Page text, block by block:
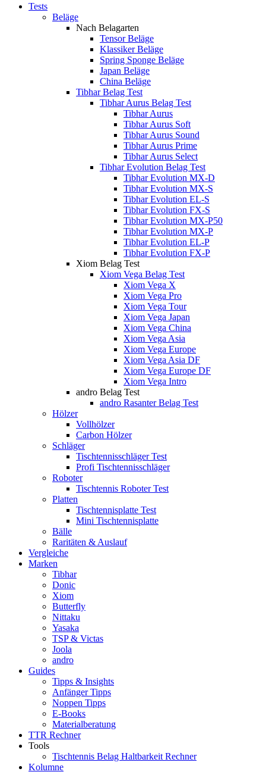
Tests
Beläge
Nach Belagarten
Tensor Beläge
Klassiker Beläge
Spring Sponge Beläge
Japan Beläge
China Beläge
Tibhar Belag Test
Tibhar Aurus Belag Test
Tibhar Aurus
Tibhar Aurus Soft
Tibhar Aurus Sound
Tibhar Aurus Prime
Tibhar Aurus Select
Tibhar Evolution Belag Test
Tibhar Evolution MX-D
Tibhar Evolution MX-S
Tibhar Evolution EL-S
Tibhar Evolution FX-S
Tibhar Evolution MX-P50
Tibhar Evolution MX-P
Tibhar Evolution EL-P
Tibhar Evolution FX-P
Xiom Belag Test
Xiom Vega Belag Test
Xiom Vega X
Xiom Vega Pro
Xiom Vega Tour
Xiom Vega Japan
Xiom Vega China
Xiom Vega Asia
Xiom Vega Europe
Xiom Vega Asia DF
Xiom Vega Europe DF
Xiom Vega Intro
andro Belag Test
andro Rasanter Belag Test
Hölzer
Vollhölzer
Carbon Hölzer
Schläger
Tischtennisschläger Test
Profi Tischtennisschläger
Roboter
Tischtennis Roboter Test
Platten
Tischtennisplatte Test
Mini Tischtennisplatte
Bälle
Raritäten & Auslauf
Vergleiche
Marken
Tibhar
Donic
Xiom
Butterfly
Nittaku
Yasaka
TSP & Victas
Joola
andro
Guides
Tipps & Insights
Anfänger Tipps
Noppen Tipps
E-Books
Materialberatung
TTR Rechner
Tools
Tischtennis Belag Haltbarkeit Rechner
Kolumne